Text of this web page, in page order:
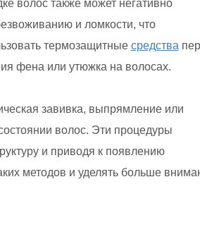
волос также может негативно
и ломкости, что
термозащитные средства
фена или утюжка на волосах.
завивка, выпрямление или
волос. Эти процедуры
и приводя к появлению
методов и уделять больше